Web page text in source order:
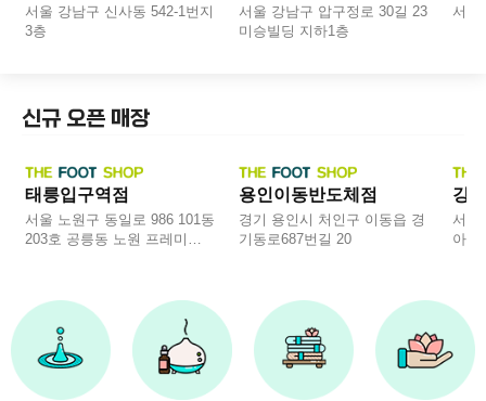
서울 강남구 신사동 542-1번지
3층
서울 강남구 압구정로 30길 23
미승빌딩 지하1층
서울
신규 오픈 매장
태릉입구역점
서울 노원구 동일로 986 101동
203호 공릉동 노원 프레미어
용인이동반도체점
경기 용인시 처인구 이동읍 경
기동로687번길 20
강
서울
아라